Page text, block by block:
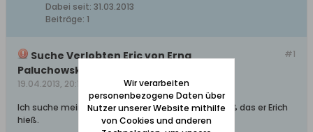
Dabei seit: 31.03.2013
Beiträge: 1
#1
Suche Verlobten Eric von Erna
Paluchowski/Pahlke, D.-Langfur
19.04.2013, 20:15
Ich suche meinen Großvater, von dem ich nur weiß das er Erich
hieß.
Wir verarbeiten
personenbezogene Daten über
Nutzer unserer Website mithilfe
von Cookies und anderen